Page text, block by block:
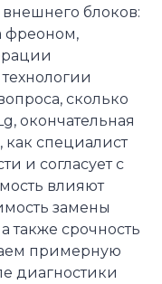
блоков:
фреоном,
сколько
окончательная
как специалист
и согласует с
влияют
замены
также срочность
примерную
диагностики